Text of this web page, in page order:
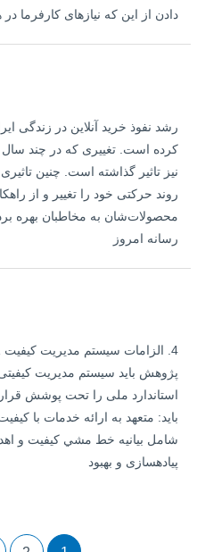
دادن از اين كه نیازهای کارفرما
رشد نفوذ خرید آنلاین در زندگی
کرده است. تغییری که در چند
نیز تاثیر گذاشته است. چنین
روند حرکتی خود را تغییر و از
محصولات‌شان به مخاطبان بهره
رسانه امروز
پژوهش بايد سيستم مديريت كيفيتی
استاندارد ملی را تحت پوشش
بايد: متعهد به ارائه خدمات با
شامل بيانيه خط مشي کیفیت و
پیاده­سازی و بهبود